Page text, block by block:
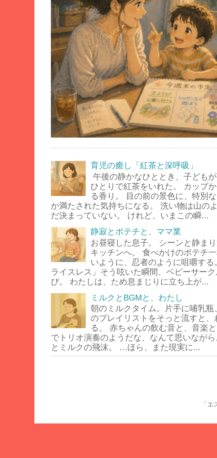
育児の癒し「紅茶と深呼吸」
午後の静かなひととき、子ども
ひとりで紅茶をいれた。 カップ
る香り。 目の前の景色に、特別
か満たされた気持ちになる。 洗い物は山の
だ決まっていない。 けれど、いまこの瞬...
静寂とポテチと、ママ業
お昼寝した息子。 シーンと静ま
キッチンへ。 食べかけのポテチ
いように、忍者のように咀嚼す
ライスレス」そう呟いた瞬間、ベビーサー
び。 わたしは、ため息まじりに立ち上が...
ミルクとBGMと、わたし
朝のミルクタイム。片手に哺乳
のプレイリストをそっと流すと
る。 赤ちゃんの飲む音と、音楽
でトリオ演奏のようだな、なんて思いなが
とミルクの飛沫。 …ほら、また現実に...
「